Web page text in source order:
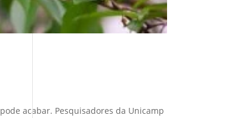
acabar. Pesquisadores da Unicamp